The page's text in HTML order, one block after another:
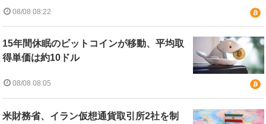
08/08 08:22
15年間休眠のビットコインが移動、平均取
得単価は約10ドル
08/08 08:05
米財務省、イラン仮想通貨取引所2社を制